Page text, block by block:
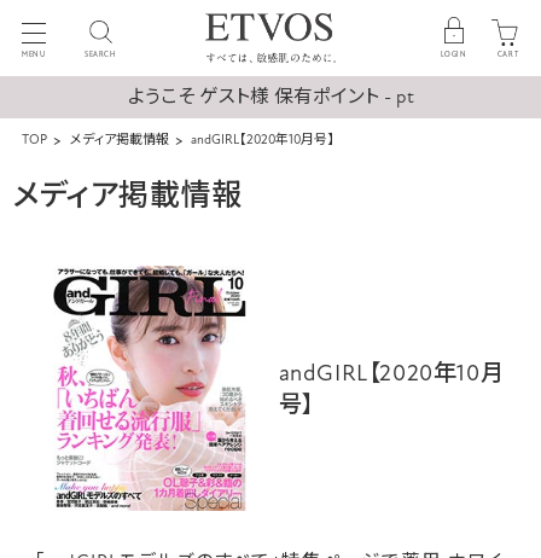
MENU SEARCH LOGIN CART
ようこそ ゲスト様 保有ポイント - pt
TOP メディア掲載情報 andGIRL【2020年10月号】
メディア掲載情報
andGIRL【2020年10月
号】